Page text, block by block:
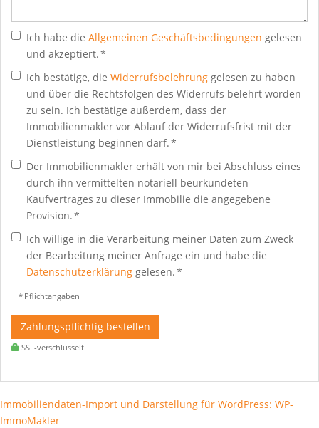
Ich habe die Allgemeinen Geschäftsbedingungen gelesen
und akzeptiert. *
Ich bestätige, die Widerrufsbelehrung gelesen zu haben
und über die Rechtsfolgen des Widerrufs belehrt worden
zu sein. Ich bestätige außerdem, dass der
Immobilienmakler vor Ablauf der Widerrufsfrist mit der
Dienstleistung beginnen darf. *
Der Immobilienmakler erhält von mir bei Abschluss eines
durch ihn vermittelten notariell beurkundeten
Kaufvertrages zu dieser Immobilie die angegebene
Provision. *
Ich willige in die Verarbeitung meiner Daten zum Zweck
der Bearbeitung meiner Anfrage ein und habe die
Datenschutzerklärung gelesen. *
* Pflichtangaben
Zahlungspflichtig bestellen
SSL-verschlüsselt
Immobiliendaten-Import und Darstellung für WordPress: WP-
ImmoMakler